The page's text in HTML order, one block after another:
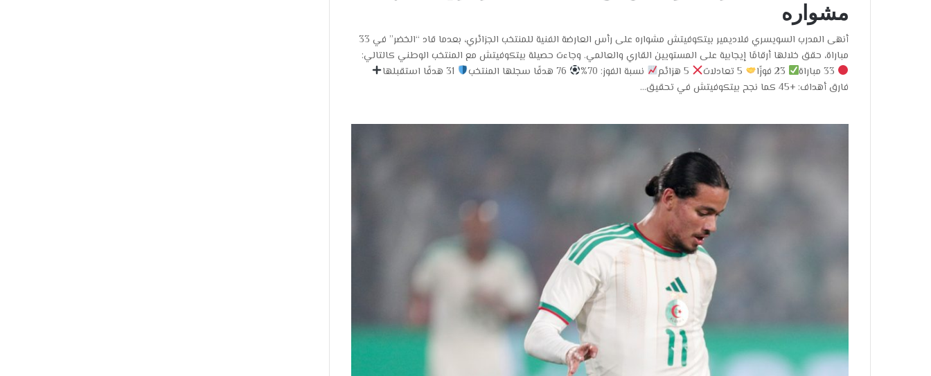
مشواره
أنهى المدرب السويسري فلاديمير بيتكوفيتش مشواره على رأس العارضة الفنية للمنتخب الجزائري، بعدما قاد “الخضر” في 33
مباراة، حقق خلالها أرقامًا إيجابية على المستويين القاري والعالمي. وجاءت حصيلة بيتكوفيتش مع المنتخب الوطني كالتالي:
نسبة الفوز: 70%
فارق أهداف: +45 كما نجح بيتكوفيتش في تحقيق…